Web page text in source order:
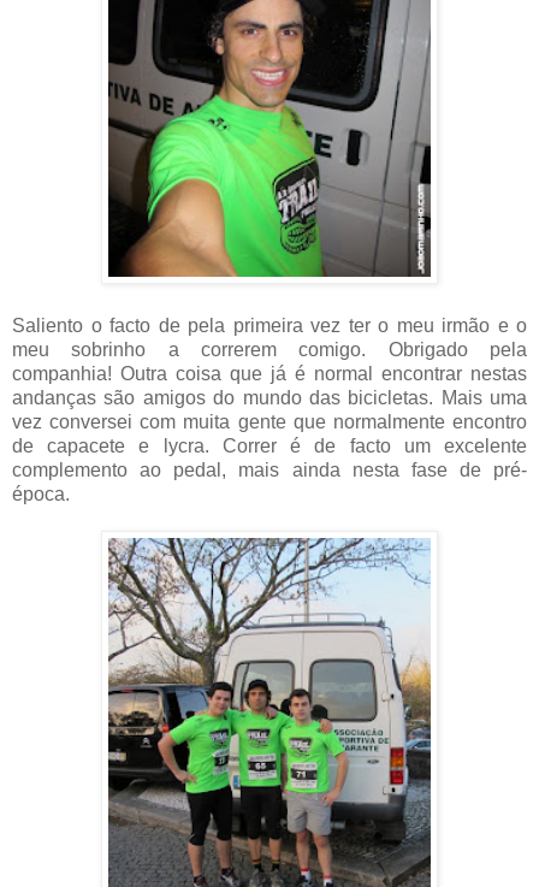
Saliento o facto de pela primeira vez ter o meu irmão e o
meu sobrinho a correrem comigo. Obrigado pela
companhia! Outra coisa que já é normal encontrar nestas
andanças são amigos do mundo das bicicletas. Mais uma
vez conversei com muita gente que normalmente encontro
de capacete e lycra. Correr é de facto um excelente
complemento ao pedal, mais ainda nesta fase de pré-
época.